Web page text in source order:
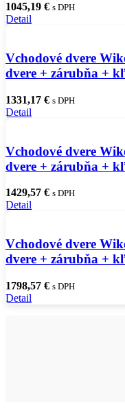
1045,19 € s DPH
Detail
Vchodové dvere
dvere + zárubňa +
1331,17 € s DPH
Detail
Vchodové dvere
dvere + zárubňa +
1429,57 € s DPH
Detail
Vchodové dvere
dvere + zárubňa +
1798,57 € s DPH
Detail